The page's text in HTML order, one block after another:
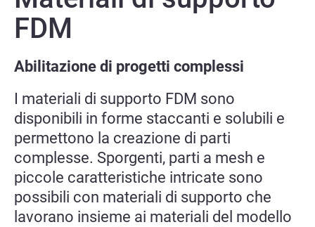
FDM
Abilitazione di progetti complessi
I materiali di supporto FDM sono
disponibili in forme staccanti e solubili e
permettono la creazione di parti
complesse. Sporgenti, parti a mesh e
piccole caratteristiche intricate sono
possibili con materiali di supporto che
lavorano insieme ai materiali del modello